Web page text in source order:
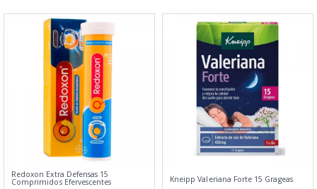
Redoxon Extra Defensas 15
Comprimidos Efervescentes Kneipp Valeriana Forte 15 Grageas